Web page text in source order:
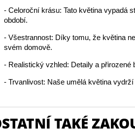
- Celoroční krásu: Tato květina vypadá
období.
- Všestrannost: Díky tomu, že květina
svém domově.
- Realistický vzhled: Detaily a
- Trvanlivost: Naše umělá květina
TAKÉ